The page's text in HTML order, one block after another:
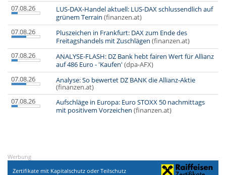
07.08.26
LUS-DAX-Handel aktuell: LUS-DAX schlussendlich auf
grünem Terrain (finanzen.at)
07.08.26
Pluszeichen in Frankfurt: DAX zum Ende des
Freitagshandels mit Zuschlägen (finanzen.at)
07.08.26
ANALYSE-FLASH: DZ Bank hebt fairen Wert für Allianz
auf 486 Euro - 'Kaufen' (dpa-AFX)
07.08.26
Analyse: So bewertet DZ BANK die Allianz-Aktie
(finanzen.at)
07.08.26
Aufschläge in Europa: Euro STOXX 50 nachmittags
mit positivem Vorzeichen (finanzen.at)
Werbung
Zertifikate mit Kapitalschutz oder Teilschutz